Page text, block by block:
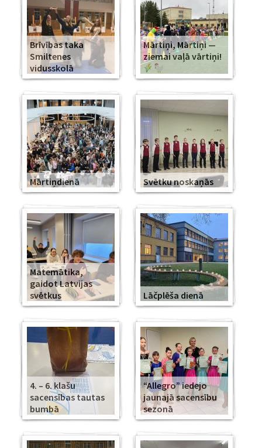
Brīvības taka
Smiltenes
vidusskolā
Mārtiņi, Mārtiņi —
ziemai vaļā vārtiņi!
Mārtiņdienā Svētku noskaņās
Matemātika,
gaidot Latvijas
svētkus
Lāčplēša dienā
4. – 6. klašu
sacensības tautas
bumbā
“Allegro” iedejo
jaunajā sacensību
sezonā